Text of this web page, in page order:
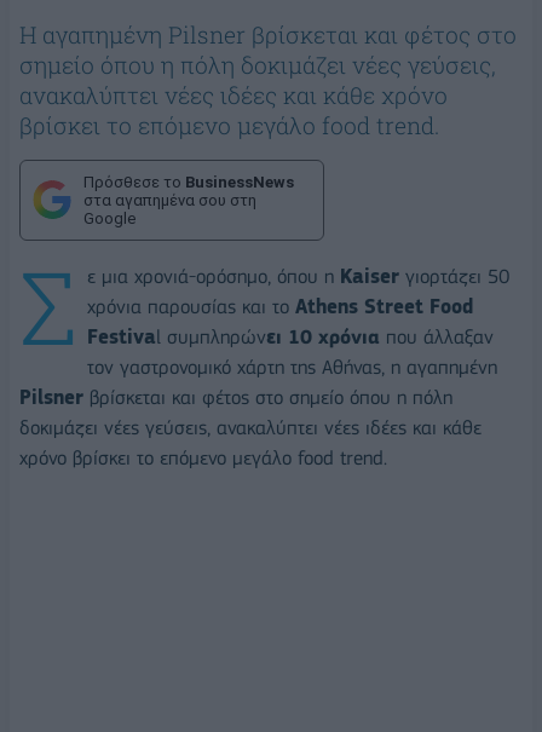
Η αγαπημένη Pilsner βρίσκεται και φέτος στο
σημείο όπου η πόλη δοκιμάζει νέες γεύσεις,
ανακαλύπτει νέες ιδέες και κάθε χρόνο
βρίσκει το επόμενο μεγάλο food trend.
Πρόσθεσε το BusinessNews
στα αγαπημένα σου στη
Google
Σ ε μια χρονιά-ορόσημο, όπου η Kaiser γιορτάζει 50
χρόνια παρουσίας και το Athens Street Food
Festival συμπληρώνει 10 χρόνια που άλλαξαν
τον γαστρονομικό χάρτη της Αθήνας, η αγαπημένη
Pilsner βρίσκεται και φέτος στο σημείο όπου η πόλη
δοκιμάζει νέες γεύσεις, ανακαλύπτει νέες ιδέες και κάθε
χρόνο βρίσκει το επόμενο μεγάλο food trend.